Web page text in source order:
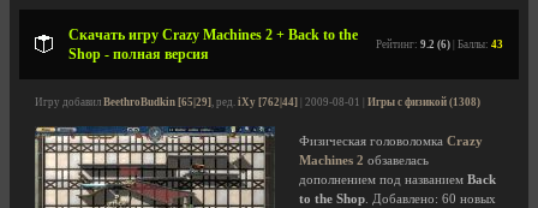
Скачать игру Crazy Machines 2 + Back to the
Shop - полная версия
Рейтинг: 9.2 (6) | Баллы: 43
Игру добавил BeethroBudkin [65|29], ред. iXy [762|44] | 2009-08-01 | Игры с физикой (1308)
Физическая головоломка Crazy
Machines 2 обзавелась
дополнением под названием Back
to the Shop . Добавлено: 60 новых